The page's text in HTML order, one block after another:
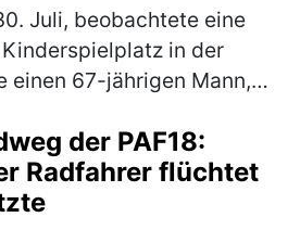
Juli, beobachtete eine
in der
einen 67-jährigen Mann,
Amberg…(mehr)
der PAF18:
Radfahrer flüchtet